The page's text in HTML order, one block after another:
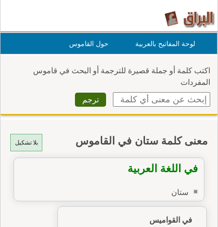
لوحة المفاتيح بالعربية حول القاموس
اكتب كلمة أو جملة قصيرة للترجمة أو البحث في قاموس
المفردات
بلا تشكيل معنى كلمة ستان في القاموس
في اللغة العربية
ستان
في القواميس